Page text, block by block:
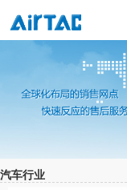
汽车行业